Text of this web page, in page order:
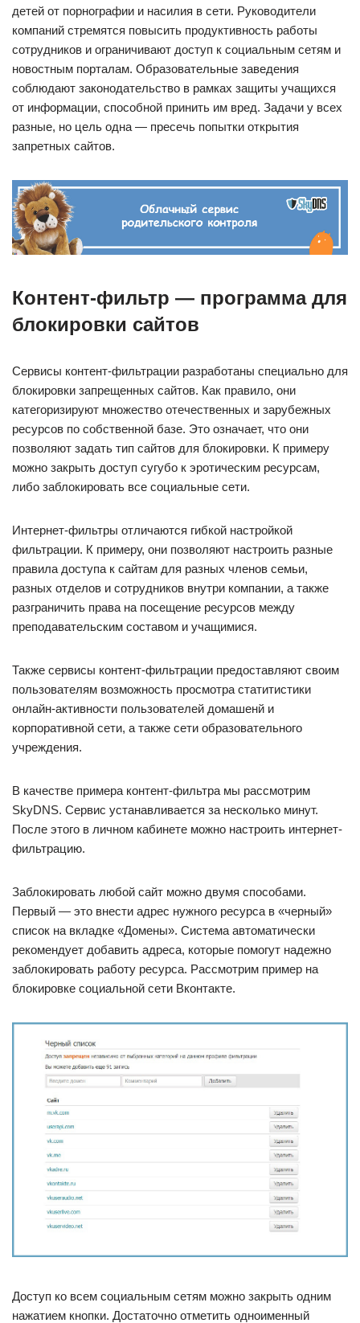
детей от порнографии и насилия в сети. Руководители
компаний стремятся повысить продуктивность работы
сотрудников и ограничивают доступ к социальным сетям и
новостным порталам. Образовательные заведения
соблюдают законодательство в рамках защиты учащихся
от информации, способной принить им вред. Задачи у всех
разные, но цель одна — пресечь попытки открытия
запретных сайтов.
Контент-фильтр — программа для
блокировки сайтов
Сервисы контент-фильтрации разработаны специально для
блокировки запрещенных сайтов. Как правило, они
категоризируют множество отечественных и зарубежных
ресурсов по собственной базе. Это означает, что они
позволяют задать тип сайтов для блокировки. К примеру
можно закрыть доступ сугубо к эротическим ресурсам,
либо заблокировать все социальные сети.
Интернет-фильтры отличаются гибкой настройкой
фильтрации. К примеру, они позволяют настроить разные
правила доступа к сайтам для разных членов семьи,
разных отделов и сотрудников внутри компании, а также
разграничить права на посещение ресурсов между
преподавательским составом и учащимися.
Также сервисы контент-фильтрации предоставляют своим
пользователям возможность просмотра статитистики
онлайн-активности пользователей домашенй и
корпоративной сети, а также сети образовательного
учреждения.
В качестве примера контент-фильтра мы рассмотрим
SkyDNS. Сервис устанавливается за несколько минут.
После этого в личном кабинете можно настроить интернет-
фильтрацию.
Заблокировать любой сайт можно двумя способами.
Первый — это внести адрес нужного ресурса в «черный»
список на вкладке «Домены». Система автоматически
рекомендует добавить адреса, которые помогут надежно
заблокировать работу ресурса. Рассмотрим пример на
блокировке социальной сети Вконтакте.
Доступ ко всем социальным сетям можно закрыть одним
нажатием кнопки. Достаточно отметить одноименный